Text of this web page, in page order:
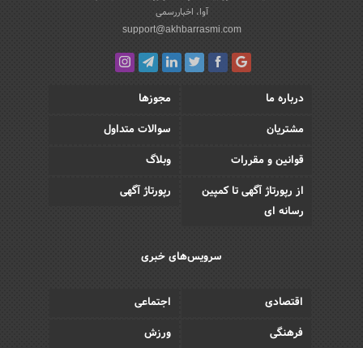
آوا، اخباررسمی
support@akhbarrasmi.com
درباره ما
مجوزها
مشتریان
سوالات متداول
قوانین و مقررات
وبلاگ
از رپورتاژ آگهی تا کمپین
رسانه ای
رپورتاژ آگهی
سرویس‌های خبری
اقتصادی
اجتماعی
فرهنگی
ورزش